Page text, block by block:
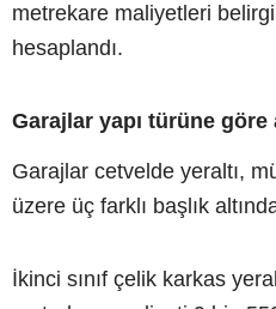
metrekare maliyetleri
hesaplandı.
Garajlar yapı türüne göre
Garajlar cetvelde yeraltı,
üzere üç farklı başlık
İkinci sınıf çelik karkas